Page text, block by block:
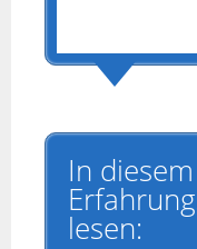
In
lesen: